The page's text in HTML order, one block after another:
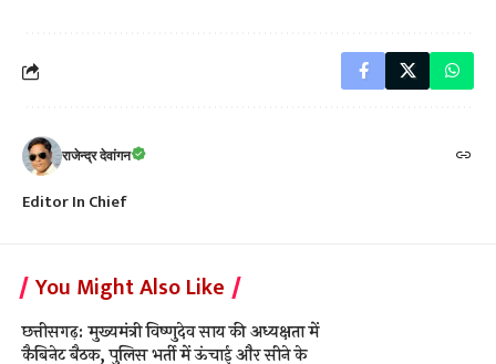
राजेन्द्र देवांगन
Editor In Chief
You Might Also Like
छत्तीसगढ़: मुख्यमंत्री विष्णुदेव साय की अध्यक्षता में
कैबिनेट बैठक, पुलिस भर्ती में ऊंचाई और सीने के